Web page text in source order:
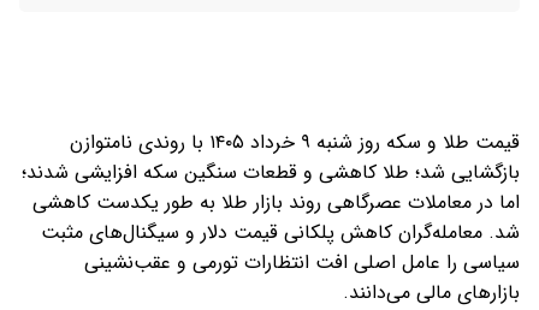
قیمت طلا و سکه روز شنبه ۹ خرداد ۱۴۰۵ با روندی نامتوازن
بازگشایی شد؛ طلا کاهشی و قطعات سنگین سکه افزایشی شدند؛
اما در معاملات عصرگاهی روند بازار طلا به طور یکدست کاهشی
شد. معامله‌گران کاهش پلکانی قیمت دلار و سیگنال‌های مثبت
سیاسی را عامل اصلی افت انتظارات تورمی و عقب‌نشینی
بازارهای مالی می‌دانند.